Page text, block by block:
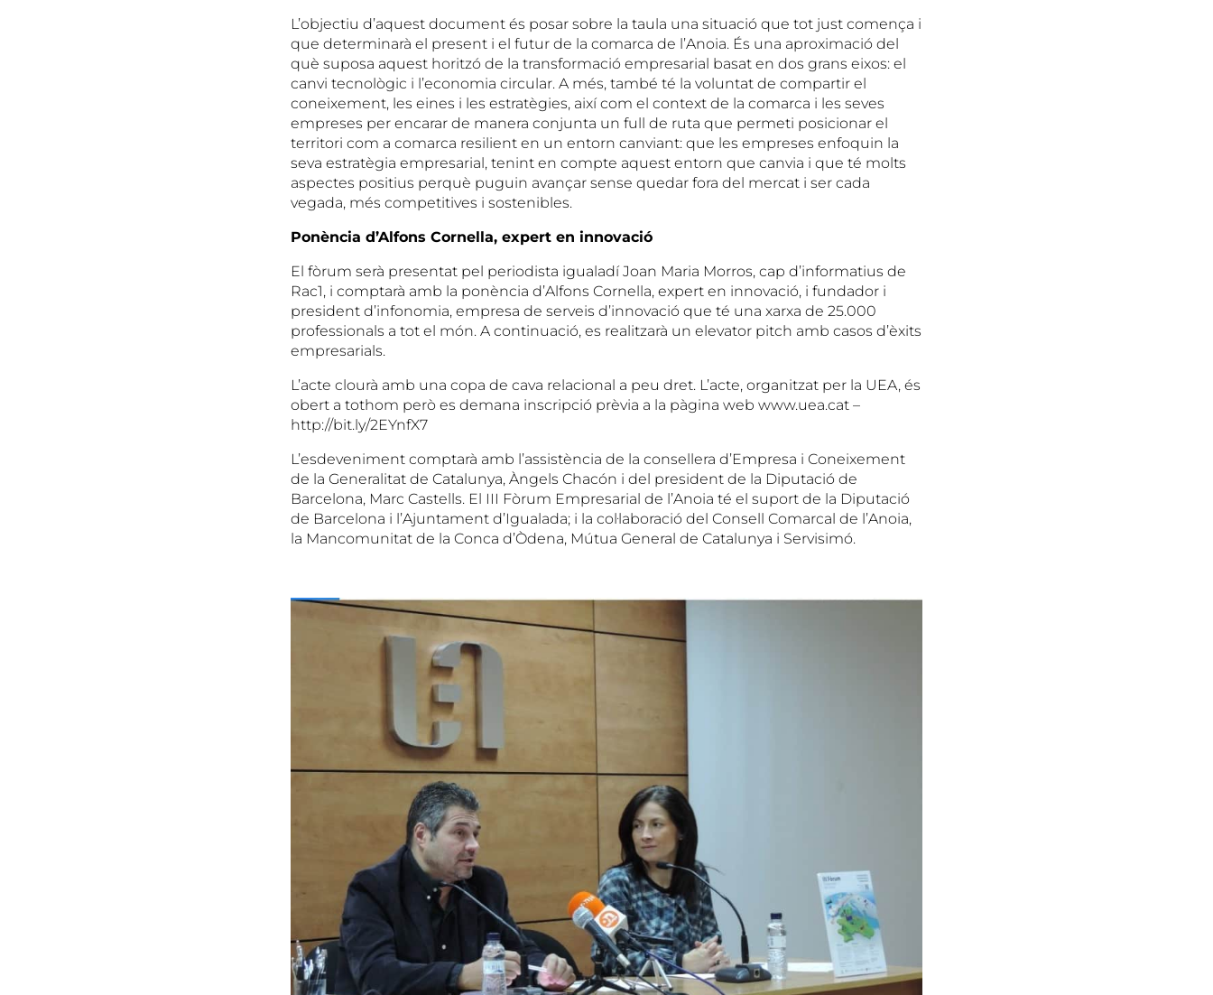
L’objectiu d’aquest document és posar sobre la taula una situació que tot just comença i
que determinarà el present i el futur de la comarca de l’Anoia. És una aproximació del
què suposa aquest horitzó de la transformació empresarial basat en dos grans eixos: el
canvi tecnològic i l’economia circular. A més, també té la voluntat de compartir el
coneixement, les eines i les estratègies, així com el context de la comarca i les seves
empreses per encarar de manera conjunta un full de ruta que permeti posicionar el
territori com a comarca resilient en un entorn canviant: que les empreses enfoquin la
seva estratègia empresarial, tenint en compte aquest entorn que canvia i que té molts
aspectes positius perquè puguin avançar sense quedar fora del mercat i ser cada
vegada, més competitives i sostenibles.
Ponència d’Alfons Cornella, expert en innovació
El fòrum serà presentat pel periodista igualadí Joan Maria Morros, cap d’informatius de
Rac1, i comptarà amb la ponència d’Alfons Cornella, expert en innovació, i fundador i
president d’infonomia, empresa de serveis d’innovació que té una xarxa de 25.000
professionals a tot el món. A continuació, es realitzarà un elevator pitch amb casos d’èxits
empresarials.
L’acte clourà amb una copa de cava relacional a peu dret. L’acte, organitzat per la UEA, és
obert a tothom però es demana inscripció prèvia a la pàgina web www.uea.cat –
http://bit.ly/2EYnfX7
L’esdeveniment comptarà amb l’assistència de la consellera d’Empresa i Coneixement
de la Generalitat de Catalunya, Àngels Chacón i del president de la Diputació de
Barcelona, Marc Castells. El III Fòrum Empresarial de l’Anoia té el suport de la Diputació
de Barcelona i l’Ajuntament d’Igualada; i la col·laboració del Consell Comarcal de l’Anoia,
la Mancomunitat de la Conca d’Òdena, Mútua General de Catalunya i Servisimó.